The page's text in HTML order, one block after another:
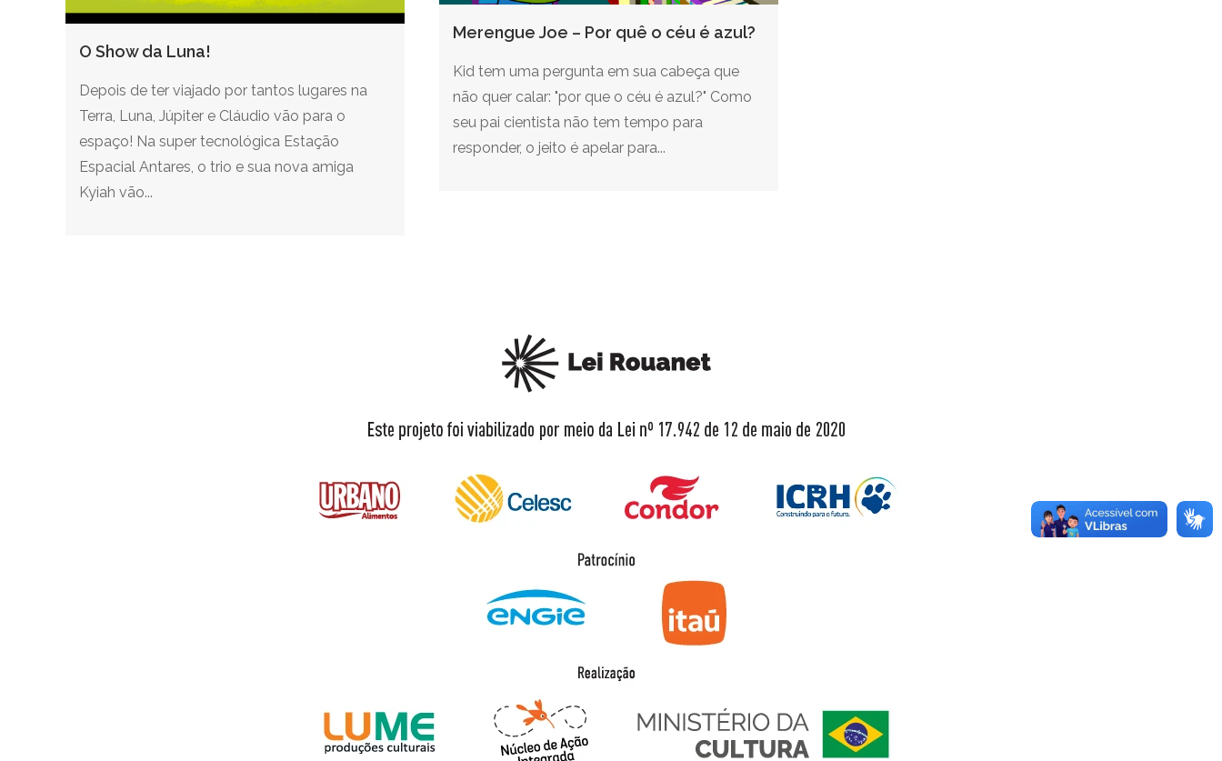
O Show da Luna!
Depois de ter viajado por tantos lugares na
Terra, Luna, Júpiter e Cláudio vão para o
espaço! Na super tecnológica Estação
Espacial Antares, o trio e sua nova amiga
Kyiah vão...
Merengue Joe – Por quê o céu é azul?
Kid tem uma pergunta em sua cabeça que
não quer calar: "por que o céu é azul?" Como
seu pai cientista não tem tempo para
responder, o jeito é apelar para...